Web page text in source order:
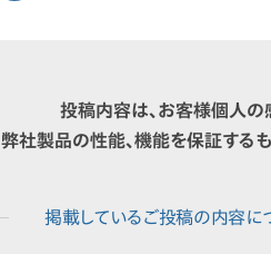
投稿内容は、お客様個人の
弊社製品の性能、機能を保証する